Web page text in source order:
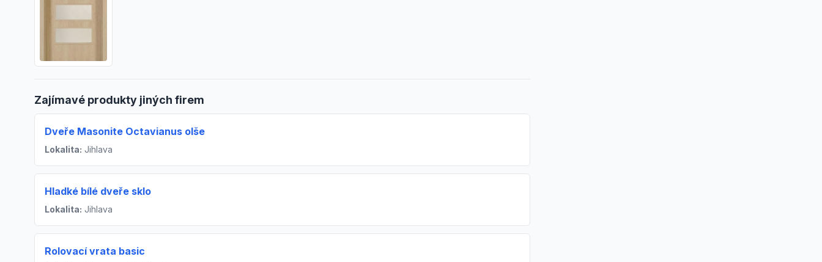
Zajímavé produkty jiných firem
Dveře Masonite Octavianus olše
Lokalita: Jihlava
Hladké bílé dveře sklo
Lokalita: Jihlava
Rolovací vrata basic